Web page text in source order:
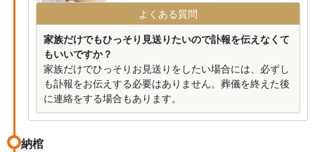
よくある質問
家族だけでもひっそり見送りたいので訃報を伝えなくて
もいいですか？
家族だけでひっそりお見送りをしたい場合には、必ずし
も訃報をお伝えする必要はありません。葬儀を終えた後
に連絡をする場合もあります。
納棺